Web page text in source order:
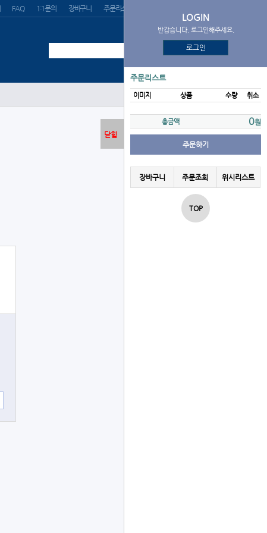
FAQ 1:1문의 장바구니 주문리스트
로그인
LOGIN
반갑습니다. 로그인해주세요.
로그인
주문리스트
이미지 상품 수량 취소
총금액 0원
주문하기
장바구니 주문조회 위시리스트
TOP
닫힘